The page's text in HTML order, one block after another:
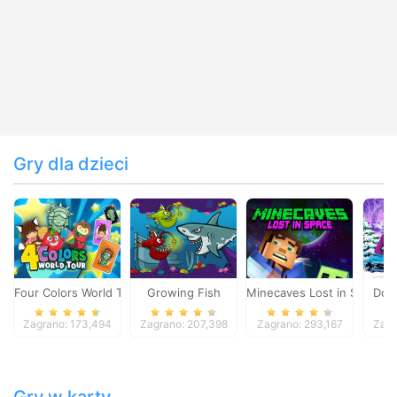
Gry dla dzieci
Four Colors World Tour
Zagrano: 173,494
Growing Fish
Zagrano: 207,398
Minecaves Lost in Space
Zagrano: 293,167